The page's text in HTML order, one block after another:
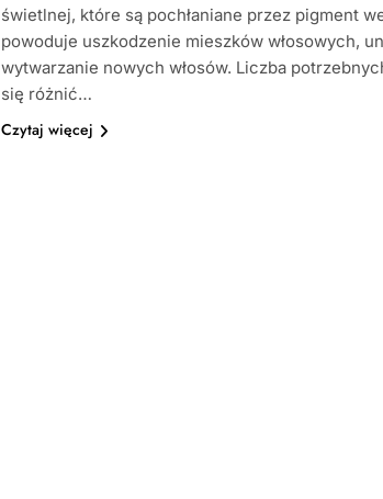
świetlnej, które są pochłaniane przez pigment
powoduje uszkodzenie mieszków włosowych,
wytwarzanie nowych włosów. Liczba
się różnić…
Czytaj więcej